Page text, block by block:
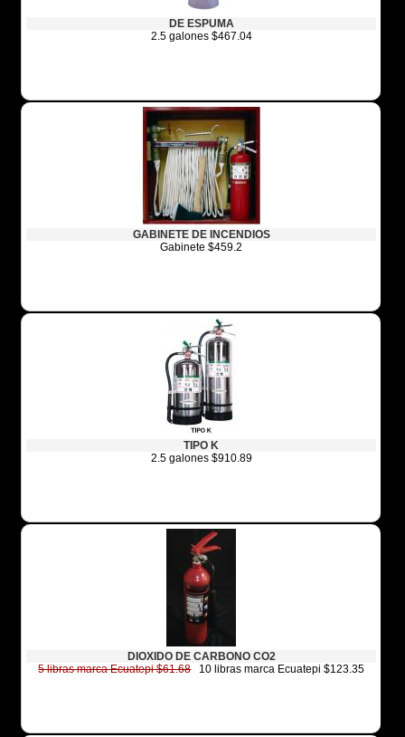
DE ESPUMA
2.5 galones $467.04
GABINETE DE INCENDIOS
Gabinete $459.2
TIPO K
2.5 galones $910.89
DIOXIDO DE CARBONO CO2
5 libras marca Ecuatepi $61.6810 libras marca Ecuatepi $123.35